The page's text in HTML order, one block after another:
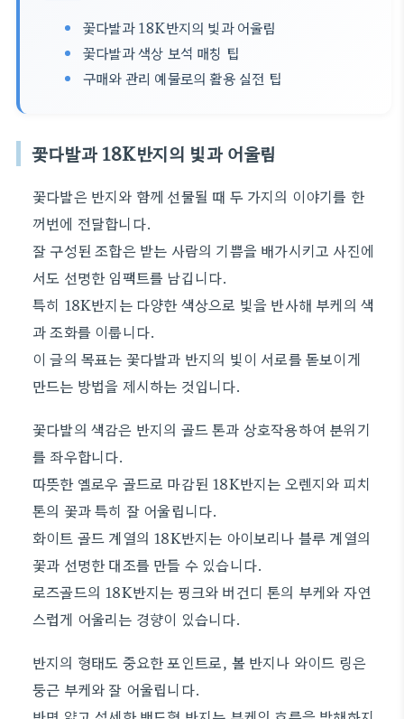
꽃다발과 18K반지의 빛과 어울림
꽃다발과 색상 보석 매칭 팁
구매와 관리 예물로의 활용 실전 팁
꽃다발과 18K반지의 빛과 어울림
꽃다발은 반지와 함께 선물될 때 두 가지의 이야기를 한
꺼번에 전달합니다.
잘 구성된 조합은 받는 사람의 기쁨을 배가시키고 사진에
서도 선명한 임팩트를 남깁니다.
특히 18K반지는 다양한 색상으로 빛을 반사해 부케의 색
과 조화를 이룹니다.
이 글의 목표는 꽃다발과 반지의 빛이 서로를 돋보이게
만드는 방법을 제시하는 것입니다.
꽃다발의 색감은 반지의 골드 톤과 상호작용하여 분위기
를 좌우합니다.
따뜻한 옐로우 골드로 마감된 18K반지는 오렌지와 피치
톤의 꽃과 특히 잘 어울립니다.
화이트 골드 계열의 18K반지는 아이보리나 블루 계열의
꽃과 선명한 대조를 만들 수 있습니다.
로즈골드의 18K반지는 핑크와 버건디 톤의 부케와 자연
스럽게 어울리는 경향이 있습니다.
반지의 형태도 중요한 포인트로, 볼 반지나 와이드 링은
둥근 부케와 잘 어울립니다.